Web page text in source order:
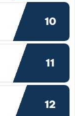
10
11
12